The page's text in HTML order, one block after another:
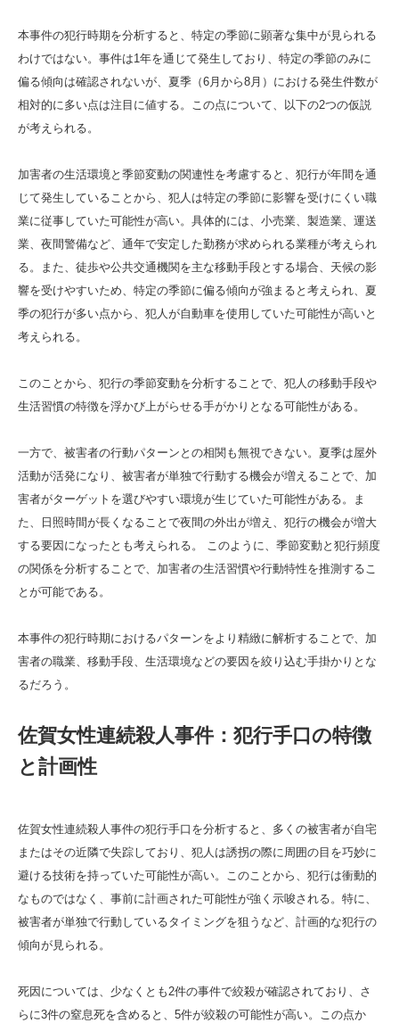
本事件の犯行時期を分析すると、特定の季節に顕著な集中が見られる
わけではない。事件は1年を通じて発生しており、特定の季節のみに
偏る傾向は確認されないが、夏季（6月から8月）における発生件数が
相対的に多い点は注目に値する。この点について、以下の2つの仮説
が考えられる。
加害者の生活環境と季節変動の関連性を考慮すると、犯行が年間を通
じて発生していることから、犯人は特定の季節に影響を受けにくい職
業に従事していた可能性が高い。具体的には、小売業、製造業、運送
業、夜間警備など、通年で安定した勤務が求められる業種が考えられ
る。また、徒歩や公共交通機関を主な移動手段とする場合、天候の影
響を受けやすいため、特定の季節に偏る傾向が強まると考えられ、夏
季の犯行が多い点から、犯人が自動車を使用していた可能性が高いと
考えられる。
このことから、犯行の季節変動を分析することで、犯人の移動手段や
生活習慣の特徴を浮かび上がらせる手がかりとなる可能性がある。
一方で、被害者の行動パターンとの相関も無視できない。夏季は屋外
活動が活発になり、被害者が単独で行動する機会が増えることで、加
害者がターゲットを選びやすい環境が生じていた可能性がある。ま
た、日照時間が長くなることで夜間の外出が増え、犯行の機会が増大
する要因になったとも考えられる。 このように、季節変動と犯行頻度
の関係を分析することで、加害者の生活習慣や行動特性を推測するこ
とが可能である。
本事件の犯行時期におけるパターンをより精緻に解析することで、加
害者の職業、移動手段、生活環境などの要因を絞り込む手掛かりとな
るだろう。
佐賀女性連続殺人事件：犯行手口の特徴
と計画性
佐賀女性連続殺人事件の犯行手口を分析すると、多くの被害者が自宅
またはその近隣で失踪しており、犯人は誘拐の際に周囲の目を巧妙に
避ける技術を持っていた可能性が高い。このことから、犯行は衝動的
なものではなく、事前に計画された可能性が強く示唆される。特に、
被害者が単独で行動しているタイミングを狙うなど、計画的な犯行の
傾向が見られる。
死因については、少なくとも2件の事件で絞殺が確認されており、さ
らに3件の窒息死を含めると、5件が絞殺の可能性が高い。この点か